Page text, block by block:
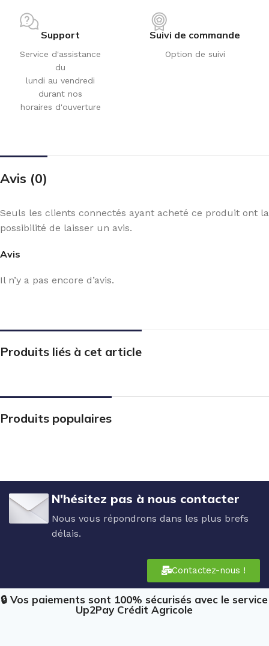
Support
Service d'assistance
du
lundi au vendredi
durant nos
horaires d'ouverture
Suivi de commande
Option de suivi
Avis (0)
Avis
Il n’y a pas encore d’avis.
Seuls les clients connectés ayant acheté ce produit ont la
possibilité de laisser un avis.
Produits liés à cet article
Produits populaires
N'hésitez pas à nous contacter
Nous vous répondrons dans les plus brefs
délais.
Contactez-nous !
🔒 Vos paiements sont 100% sécurisés avec le service
Up2Pay Crédit Agricole